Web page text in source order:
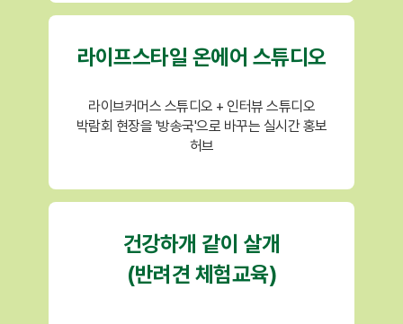
라이프스타일 온에어 스튜디오
라이브커머스 스튜디오 + 인터뷰 스튜디오
박람회 현장을 '방송국'으로 바꾸는 실시간 홍보
허브
건강하개 같이 살개
(반려견 체험교육)